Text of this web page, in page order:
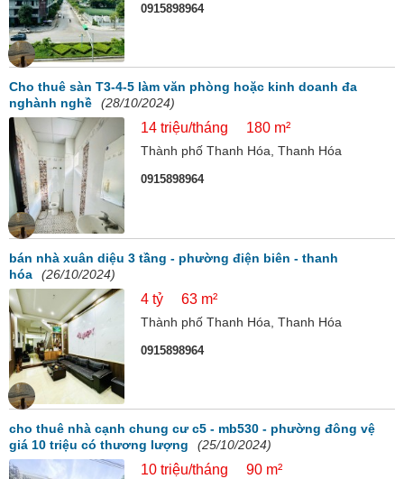
0915898964
Cho thuê sàn T3-4-5 làm văn phòng hoặc kinh doanh đa
nghành nghề
(28/10/2024)
14 triệu/tháng 180 m²
Thành phố Thanh Hóa, Thanh Hóa
0915898964
bán nhà xuân diệu 3 tầng - phường điện biên - thanh
hóa
(26/10/2024)
4 tỷ 63 m²
Thành phố Thanh Hóa, Thanh Hóa
0915898964
cho thuê nhà cạnh chung cư c5 - mb530 - phường đông vệ
giá 10 triệu có thương lượng
(25/10/2024)
10 triệu/tháng 90 m²